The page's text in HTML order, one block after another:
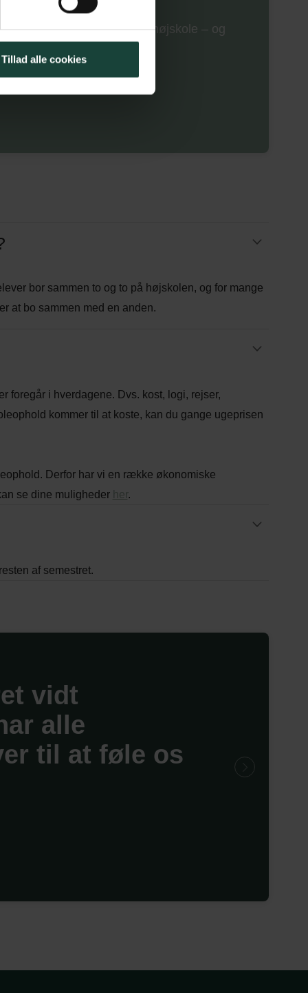
Tillad alle cookies
omkring det at starte på højskole – og
bor sammen to og to på højskolen, og for mange
at bo sammen med en anden.
foregår i hverdagene. Dvs. kost, logi, rejser,
kommer til at koste, kan du gange ugeprisen
Derfor har vi en række økonomiske
se dine muligheder her.
af semestret.
vidt
alle
til at føle os